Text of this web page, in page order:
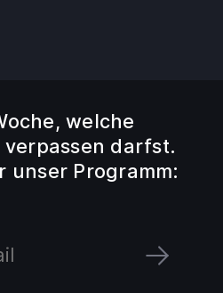
welche
verpassen darfst.
unser Programm: